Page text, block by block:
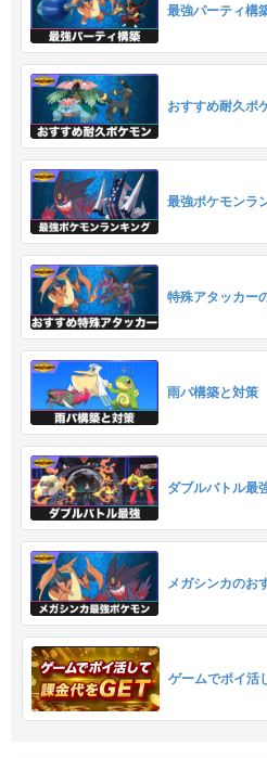
最強パーティ構
おすすめ耐久ポ
最強ポケモンラ
特殊アタッカー
雨パ構築と対策
ダブルバトル最
メガシンカのお
ゲームでポイ活